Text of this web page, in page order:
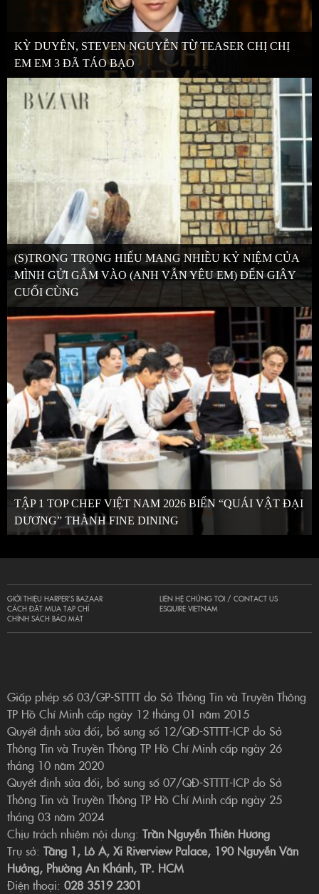
KỲ DUYÊN, STEVEN NGUYỄN TỪ TEASER CHỊ CHỊ
EM EM 3 ĐÃ TÁO BẠO
(S)TRONG TRỌNG HIẾU MANG NHIỀU KỶ NIỆM CỦA
MÌNH GỬI GẮM VÀO (ANH VẪN YÊU EM) ĐẾN GIÂY
CUỐI CÙNG
TẬP 1 TOP CHEF VIỆT NAM 2026 BIẾN “QUÁI VẬT ĐẠI
DƯƠNG” THÀNH FINE DINING
GIỚI THIỆU HARPER’S BAZAAR
CÁCH ĐẶT MUA TẠP CHÍ
CHÍNH SÁCH BẢO MẬT
LIÊN HỆ CHÚNG TÔI / CONTACT US
ESQUIRE VIETNAM
Giấp phép số 03/GP-STTTT do Sở Thông Tin và Truyền Thông
TP Hồ Chí Minh cấp ngày 12 tháng 01 năm 2015
Quyết định sửa đổi, bổ sung số 12/QĐ-STTTT-ICP do Sở
Thông Tin và Truyền Thông TP Hồ Chí Minh cấp ngày 26
tháng 10 năm 2020
Quyết định sửa đổi, bổ sung số 07/QĐ-STTTT-ICP do Sở
Thông Tin và Truyền Thông TP Hồ Chí Minh cấp ngày 25
tháng 03 năm 2024
Chịu trách nhiệm nội dung: Trần Nguyễn Thiên Hương
Trụ sở: Tầng 1, Lô A, Xi Riverview Palace, 190 Nguyễn Văn
Hưởng, Phường An Khánh, TP. HCM
Điện thoại: 028 3519 2301